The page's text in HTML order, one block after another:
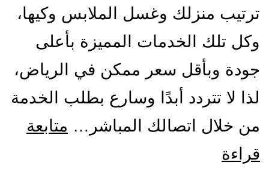
ترتيب منزلك وغسل الملابس وكيها،
وكل تلك الخدمات المميزة بأعلى
جودة وبأقل سعر ممكن في الرياض،
لذا لا تتردد أبدًا وسارع بطلب الخدمة
من خلال اتصالك المباشر… متابعة
قراءة